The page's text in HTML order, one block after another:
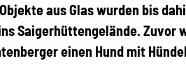
aus Glas wurden bis
Saigerhüttengelände. Zuvor
einen Hund mit